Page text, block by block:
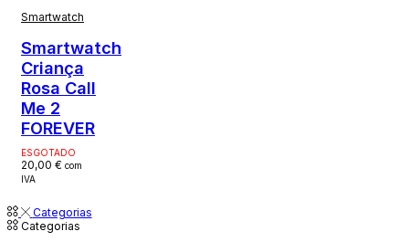
Smartwatch
Smartwatch
Criança
Rosa Call
Me 2
FOREVER
ESGOTADO
20,00 € com
IVA
Categorias
Categorias